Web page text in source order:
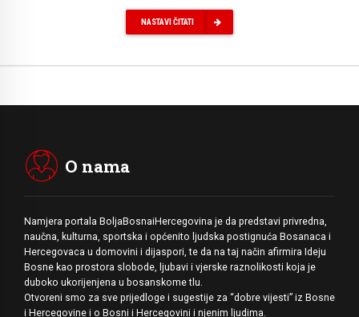
NASTAVI ČITATI
O nama
Namjera portala BoljaBosnaiHercegovina je da predstavi privredna,
naučna, kulturna, sportska i općenito ljudska postignuća Bosanaca i
Hercegovaca u domovini i dijaspori, te da na taj način afirmira Ideju
Bosne kao prostora slobode, ljubavi i vjerske raznolikosti koja je
duboko ukorijenjena u bosanskome tlu.
Otvoreni smo za sve prijedloge i sugestije za “dobre vijesti” iz Bosne
i Hercegovine i o Bosni i Hercegovini i njenim ljudima.